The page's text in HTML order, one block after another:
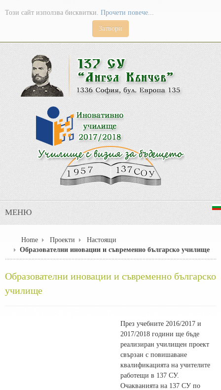
Този сайт използва бисквитки. Прочети повече...
Затвори
МЕНЮ
Home Проекти
Настоящи
Образователни иновации и съвременно българско училище
Образователни иновации и съвременно българско
училище
През учебните 2016/2017 и
2017/2018 години ще бъде
реализиран училищен проект
свързан с повишаване
квалификацията на учителите
работещи в 137 СУ.
Очакванията на 137 СУ по